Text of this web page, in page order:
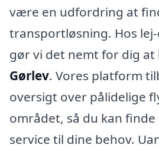
være en udfordring at
transportløsning. Hos
gør vi det nemt for dig at
Gørlev. Vores platform
oversigt over pålidelige
området, så du kan
service til dine behov.